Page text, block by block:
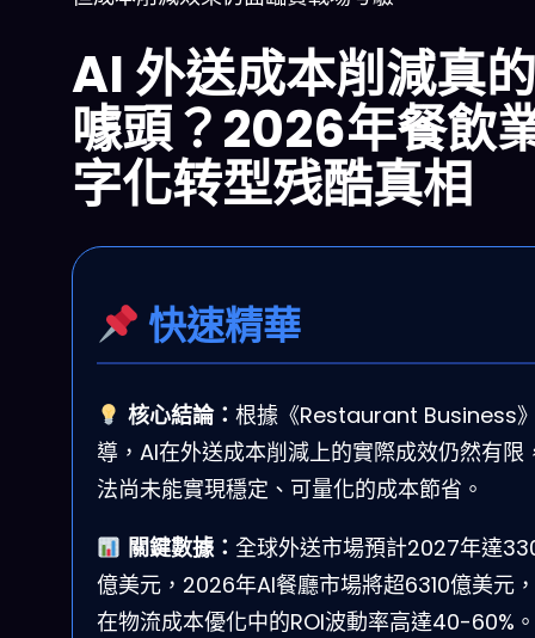
AI 外送成本削減真
噱頭？2026年餐飲
字化转型残酷真相
快速精華
核心結論： 根據《Restaurant Business
導，AI在外送成本削減上的實際成效仍然有限
法尚未能實現穩定、可量化的成本節省。
關鍵數據： 全球外送市場預計2027年達
億美元，2026年AI餐廳市場將超6310億美元
在物流成本優化中的ROI波動率高達40-60%。